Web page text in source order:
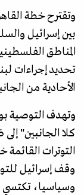
وتقترح خطة
بين إسرائيل
المناطق
تحديد إجراءات
الأحادية من
وتهدف التوصية
كلا الجانبين"
التوترات
وقف إسرائيل
وسياسيا، تكتسي